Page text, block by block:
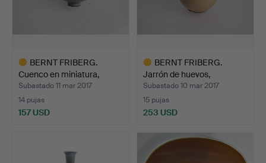
BERNT FRIBERG.
Cuenco en miniatura,
Gustav…
Subastado 11 mar 2017
14 pujas
157 USD
BERNT FRIBERG.
Jarrón de huevos,
Gustavsbe…
Subastado 10 mar 2017
15 pujas
253 USD
seleccionado